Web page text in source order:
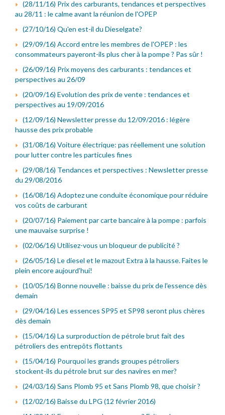
(28/11/16) Prix des carburants, tendances et perspectives
au 28/11 : le calme avant la réunion de l'OPEP
(27/10/16) Qu'en est-il du Dieselgate?
(29/09/16) Accord entre les membres de l'OPEP : les
consommateurs payeront-ils plus cher à la pompe ? Pas sûr !
(26/09/16) Prix moyens des carburants : tendances et
perspectives au 26/09
(20/09/16) Evolution des prix de vente : tendances et
perspectives au 19/09/2016
(12/09/16) Newsletter presse du 12/09/2016 : légère
hausse des prix probable
(31/08/16) Voiture électrique: pas réellement une solution
pour lutter contre les particules fines
(29/08/16) Tendances et perspectives : Newsletter presse
du 29/08/2016
(16/08/16) Adoptez une conduite économique pour réduire
vos coûts de carburant
(20/07/16) Paiement par carte bancaire à la pompe : parfois
une mauvaise surprise !
(02/06/16) Utilisez-vous un bloqueur de publicité ?
(26/05/16) Le diesel et le mazout Extra à la hausse. Faites le
plein encore aujourd'hui!
(10/05/16) Bonne nouvelle : baisse du prix de l'essence dès
demain
(29/04/16) Les essences SP95 et SP98 seront plus chères
dès demain
(15/04/16) La surproduction de pétrole brut fait des
pétroliers des entrepôts flottants
(15/04/16) Pourquoi les grands groupes pétroliers
stockent-ils du pétrole brut sur des navires en mer?
(24/03/16) Sans Plomb 95 et Sans Plomb 98, que choisir ?
(12/02/16) Baisse du LPG (12 février 2016)